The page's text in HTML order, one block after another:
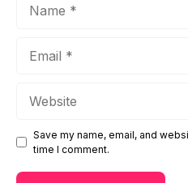
Save my name, email, and
time I comment.